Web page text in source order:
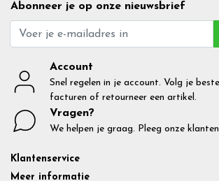
Abonneer je op onze nieuwsbrief
Account
Snel regelen in je account. Volg je
facturen of retourneer een artikel.
Vragen?
We helpen je graag. Pleeg onze
Klantenservice
Meer informatie